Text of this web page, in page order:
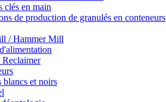
clés en main
de production de granulés en conteneurs
/ Hammer Mill
Reclaimer
blancs et noirs